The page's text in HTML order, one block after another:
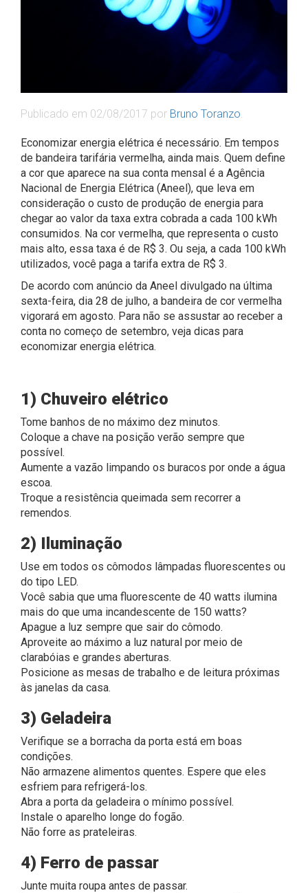
Publicado em 02/08/2017 por Bruno Toranzo.
Economizar energia elétrica é necessário. Em tempos
de bandeira tarifária vermelha, ainda mais. Quem define
a cor que aparece na sua conta mensal é a Agência
Nacional de Energia Elétrica (Aneel), que leva em
consideração o custo de produção de energia para
chegar ao valor da taxa extra cobrada a cada 100 kWh
consumidos. Na cor vermelha, que representa o custo
mais alto, essa taxa é de R$ 3. Ou seja, a cada 100 kWh
utilizados, você paga a tarifa extra de R$ 3.
De acordo com anúncio da Aneel divulgado na última
sexta-feira, dia 28 de julho, a bandeira de cor vermelha
vigorará em agosto. Para não se assustar ao receber a
conta no começo de setembro, veja dicas para
economizar energia elétrica.
1) Chuveiro elétrico
Tome banhos de no máximo dez minutos.
Coloque a chave na posição verão sempre que
possível.
Aumente a vazão limpando os buracos por onde a água
escoa.
Troque a resistência queimada sem recorrer a
remendos.
2) Iluminação
Use em todos os cômodos lâmpadas fluorescentes ou
do tipo LED.
Você sabia que uma fluorescente de 40 watts ilumina
mais do que uma incandescente de 150 watts?
Apague a luz sempre que sair do cômodo.
Aproveite ao máximo a luz natural por meio de
clarabóias e grandes aberturas.
Posicione as mesas de trabalho e de leitura próximas
às janelas da casa.
3) Geladeira
Verifique se a borracha da porta está em boas
condições.
Não armazene alimentos quentes. Espere que eles
esfriem para refrigerá-los.
Abra a porta da geladeira o mínimo possível.
Instale o aparelho longe do fogão.
Não forre as prateleiras.
4) Ferro de passar
Junte muita roupa antes de passar.